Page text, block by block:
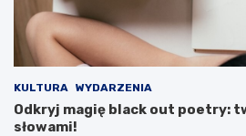
KULTURA WYDARZENIA
Odkryj magię black out poetry:
słowami!